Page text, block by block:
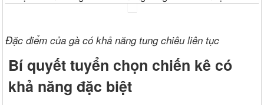
Đặc điểm của gà có khả năng tung chiêu liên tục
Bí quyết tuyển chọn chiến kê có
khả năng đặc biệt